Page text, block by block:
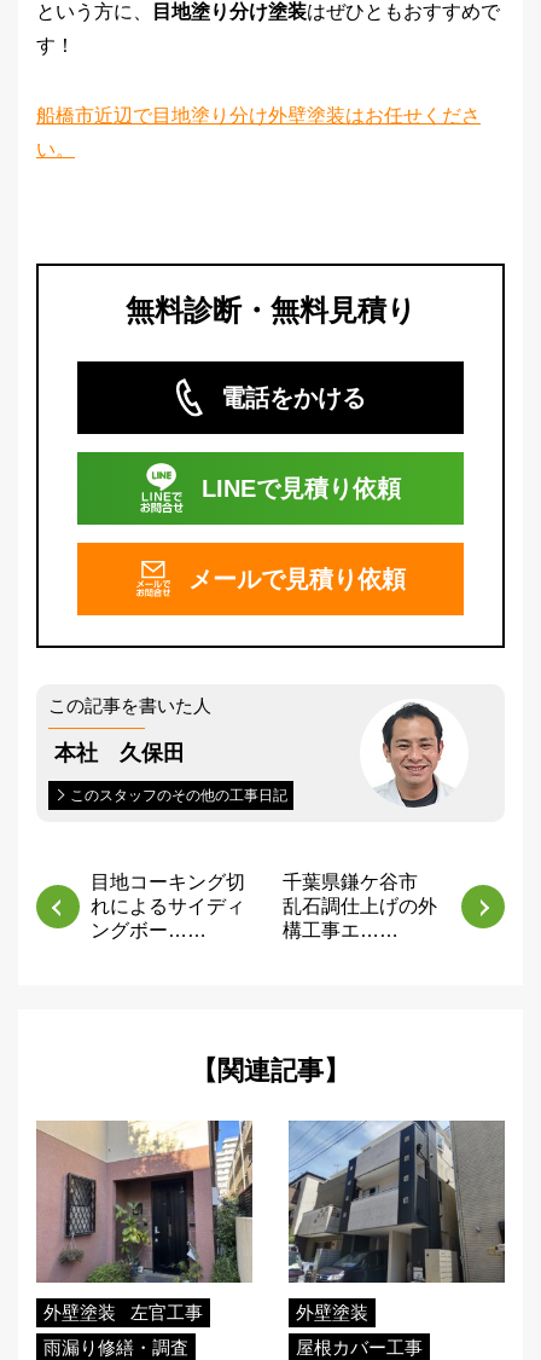
という方に、 目地塗り分け塗装はぜひともおすすめで
す！
船橋市近辺で目地塗り分け外壁塗装はお任せくださ
い。
無料診断・無料見積り
電話をかける
LINEで見積り依頼
メールで見積り依頼
この記事を書いた人
本社 久保田
このスタッフのその他の工事日記
目地コーキング切
れによるサイディ
ングボー……
千葉県鎌ケ谷市
乱石調仕上げの外
構工事エ……
【関連記事】
外壁塗装
左官工事
雨漏り修繕・調査
外壁塗装
屋根カバー工事